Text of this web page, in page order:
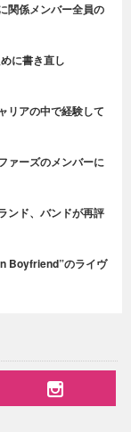
関係メンバー全員の
に書き直し
リアの中で経験して
ァーズのメンバーに
ンド、バンドが再評
Boyfriend”のライヴ